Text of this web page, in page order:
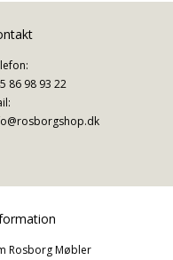
86 98 93 22
Rosborg Møbler